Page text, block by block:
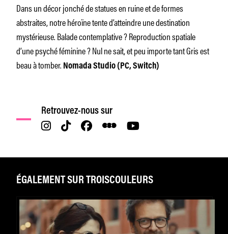
Dans un décor jonché de statues en ruine et de formes
abstraites, notre héroïne tente d’atteindre une destination
mystérieuse. Balade contemplative ? Reproduction spatiale
d’une psyché féminine ? Nul ne sait, et peu importe tant Gris est
beau à tomber. Nomada Studio (PC, Switch)
Retrouvez-nous sur
ÉGALEMENT SUR TROISCOULEURS